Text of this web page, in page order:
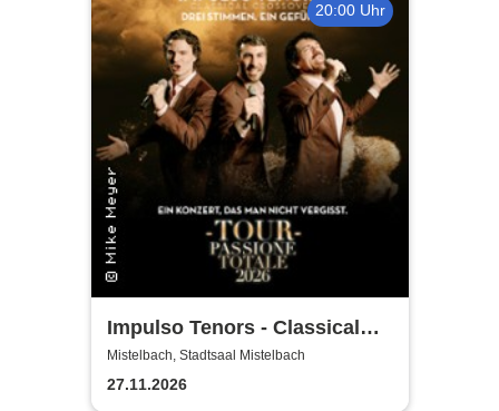
20:00 Uhr
Impulso Tenors - Classical
Crossover
Mistelbach, Stadtsaal Mistelbach
27.11.2026